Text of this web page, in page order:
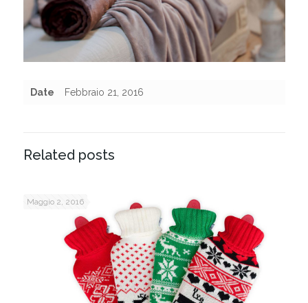
Date Febbraio 21, 2016
Related posts
Maggio 2, 2016